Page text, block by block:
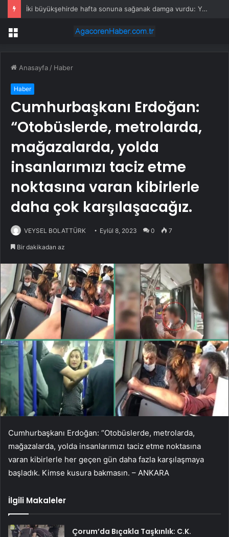
İki büyükşehirde hafta sonuna sağanak damga vurdu: Yollar kapandı, araçlar mahsur kaldı
Menü
Anasayfa / Haber
Haber
Cumhurbaşkanı Erdoğan:
“Otobüslerde, metrolarda,
mağazalarda, yolda
insanlarımızı taciz etme
noktasına varan kibirlerle
daha çok karşılaşacağız.
VEYSEL BOLATTÜRK Eylül 8, 2023 0 7
Bir dakikadan az
Cumhurbaşkanı Erdoğan: “Otobüslerde, metrolarda,
mağazalarda, yolda insanlarımızı taciz etme noktasına
varan kibirlerle her geçen gün daha fazla karşılaşmaya
başladık. Kimse kusura bakmasın. – ANKARA
İlgili Makaleler
Çorum’da Bıçakla Taşkınlık: C.K.